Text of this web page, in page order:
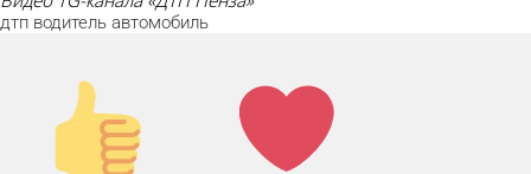
дтп водитель автомобиль
Палец
вверх!
Лайк!